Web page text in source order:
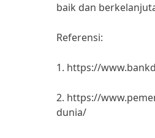
baik dan
Referensi:
1. https://
2. https://
dunia/